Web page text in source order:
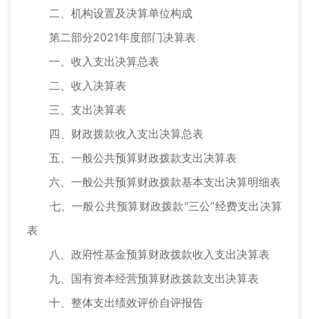
二、机构设置及决算单位构成
第二部分2021年度部门决算表
一、收入支出决算总表
二、收入决算表
三、支出决算表
四、财政拨款收入支出决算总表
五、一般公共预算财政拨款支出决算表
六、一般公共预算财政拨款基本支出决算明细表
七、一般公共预算财政拨款“三公”经费支出决算
表
八、政府性基金预算财政拨款收入支出决算表
九、国有资本经营预算财政拨款支出决算表
十、整体支出绩效评价自评报告